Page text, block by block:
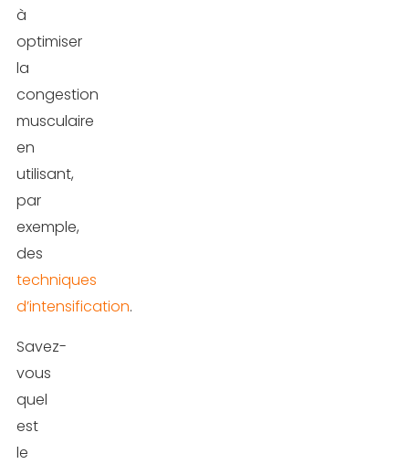
à
optimiser
la
congestion
musculaire
en
utilisant,
par
exemple,
des
techniques
d’intensification.
Savez-
vous
quel
est
le